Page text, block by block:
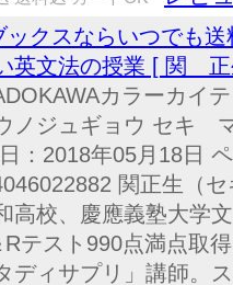
ックスならいつでも
英文法の授業 [ 関
カラーカイ
ノジュギョウ セキ
：2018年05月18日
関正生（
高校、慶應義塾大学
テスト990点満点取
ディサプリ」講師。